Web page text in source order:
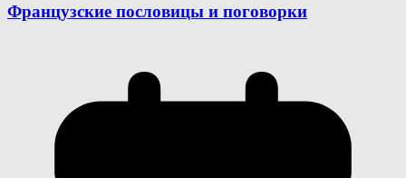
Французские пословицы и поговорки